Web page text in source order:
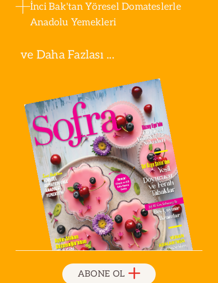
İnci Bak'tan Yöresel Domateslerle
Anadolu Yemekleri
ve Daha Fazlası ...
ABONE OL